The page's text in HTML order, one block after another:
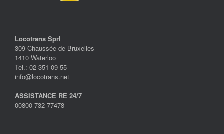
Locotrans Sprl
309 Chaussée de Bruxelles
1410 Waterloo
Tel.: 02 351 09 55
info@locotrans.net
ASSISTANCE RE 24/7
00800 732 77478